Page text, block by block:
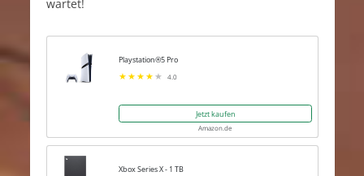
wartet!
Playstation®5 Pro
4.0
Jetzt kaufen
Amazon.de
Xbox Series X - 1 TB